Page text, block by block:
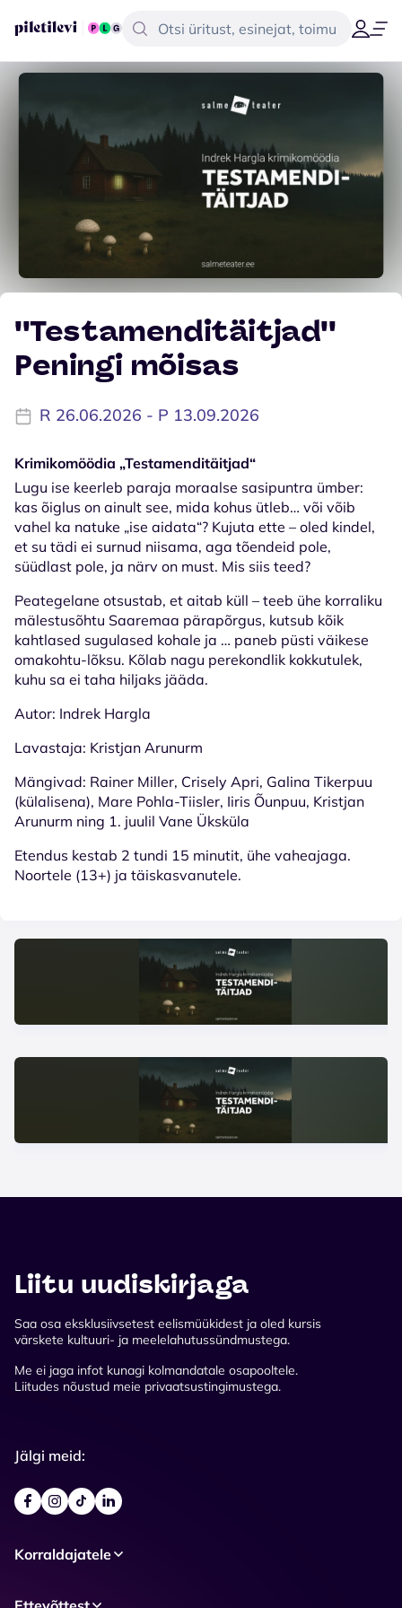
''Testamenditäitjad''
Peningi mõisas
R 26.06.2026 - P 13.09.2026
Krimikomöödia „Testamenditäitjad“
Lugu ise keerleb paraja moraalse sasipuntra ümber:
kas õiglus on ainult see, mida kohus ütleb… või võib
vahel ka natuke „ise aidata“? Kujuta ette – oled kindel,
et su tädi ei surnud niisama, aga tõendeid pole,
süüdlast pole, ja närv on must. Mis siis teed?
Peategelane otsustab, et aitab küll – teeb ühe korraliku
mälestusõhtu Saaremaa pärapõrgus, kutsub kõik
kahtlased sugulased kohale ja … paneb püsti väikese
omakohtu-lõksu. Kõlab nagu perekondlik kokkutulek,
kuhu sa ei taha hiljaks jääda.
Autor: Indrek Hargla
Lavastaja: Kristjan Arunurm
Mängivad: Rainer Miller, Crisely Apri, Galina Tikerpuu
(külalisena), Mare Pohla-Tiisler, Iiris Õunpuu, Kristjan
Arunurm ning 1. juulil Vane Üksküla
Etendus kestab 2 tundi 15 minutit, ühe vaheajaga.
Noortele (13+) ja täiskasvanutele.
Liitu uudiskirjaga
Saa osa eksklusiivsetest eelismüükidest ja oled kursis
värskete kultuuri- ja meelelahutussündmustega.
Me ei jaga infot kunagi kolmandatale osapooltele.
Liitudes nõustud meie privaatsustingimustega.
Jälgi meid:
Korraldajatele